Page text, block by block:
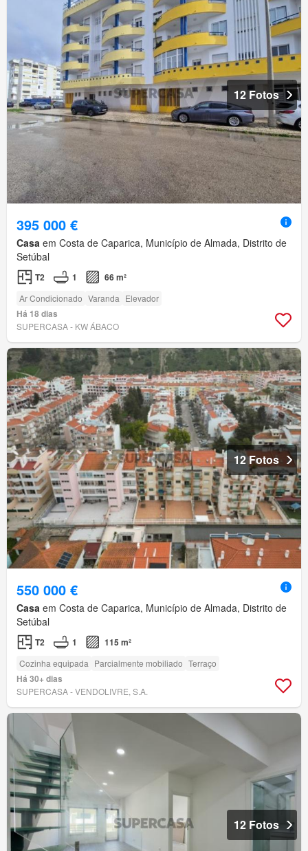
12 Fotos
395 000 €
Casa em Costa de Caparica, Município de Almada, Distrito de
Setúbal
T2 1 66 m²
Ar Condicionado Varanda Elevador
Há 18 dias
SUPERCASA - KW ÁBACO
12 Fotos
550 000 €
Casa em Costa de Caparica, Município de Almada, Distrito de
Setúbal
T2 1 115 m²
Cozinha equipada Parcialmente mobiliado Terraço
Há 30+ dias
SUPERCASA - VENDOLIVRE, S.A.
12 Fotos